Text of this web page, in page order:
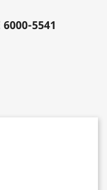
6000-5541